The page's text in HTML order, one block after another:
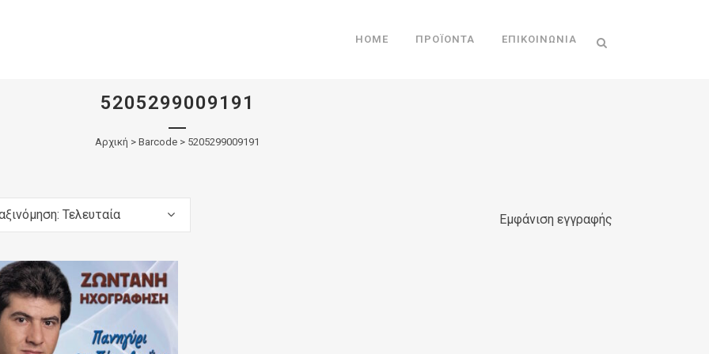
HOME ΠΡΟΪΌΝΤΑ ΕΠΙΚΟΙΝΩΝΊΑ
5205299009191
Αρχική > Barcode > 5205299009191
Εμφάνιση εγγραφής
Τελευταία